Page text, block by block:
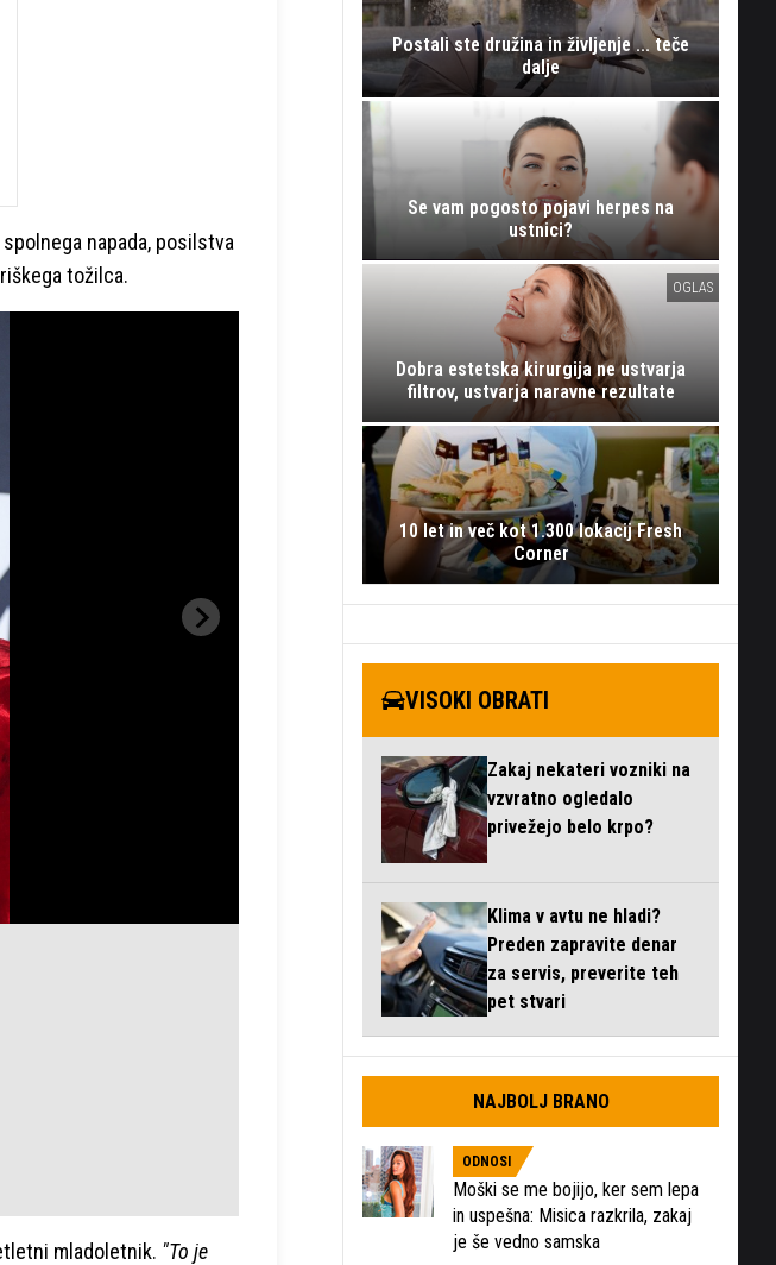
spolnega napada, posilstva
tožilca.
mladoletnik. "To je
Postali ste družina in življenje ... teče
dalje
Se vam pogosto pojavi herpes na
ustnici?
OGLAS
Dobra estetska kirurgija ne ustvarja
filtrov, ustvarja naravne rezultate
10 let in več kot 1.300 lokacij Fresh
Corner
VISOKI OBRATI
Zakaj nekateri vozniki na
vzvratno ogledalo
privežejo belo krpo?
Klima v avtu ne hladi?
Preden zapravite denar
za servis, preverite teh
pet stvari
NAJBOLJ BRANO
ODNOSI
Moški se me bojijo, ker sem lepa
in uspešna: Misica razkrila, zakaj
je še vedno samska